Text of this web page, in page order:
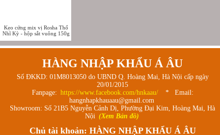
Kẹo cứng mix vị Rosha Thổ
Nhĩ Kỳ - hộp sắt vuông 150g
HÀNG NHẬP KHẨU Á ÂU
Số ĐKKD: 01M8013050 do UBND Q. Hoàng Mai, Hà Nội cấp ngày
20/01/2015
Fanpage: https://www.facebook.com/hnkaau/
* Email:
hangnhapkhauaau@gmail.com
Showroom: Số 21B5 Nguyễn Cảnh Dị, Phường Đại Kim, Hoàng Mai, Hà
Nội (Xem Bản đồ)
Chủ tài khoản: HÀNG NHẬP KHẨU Á ÂU